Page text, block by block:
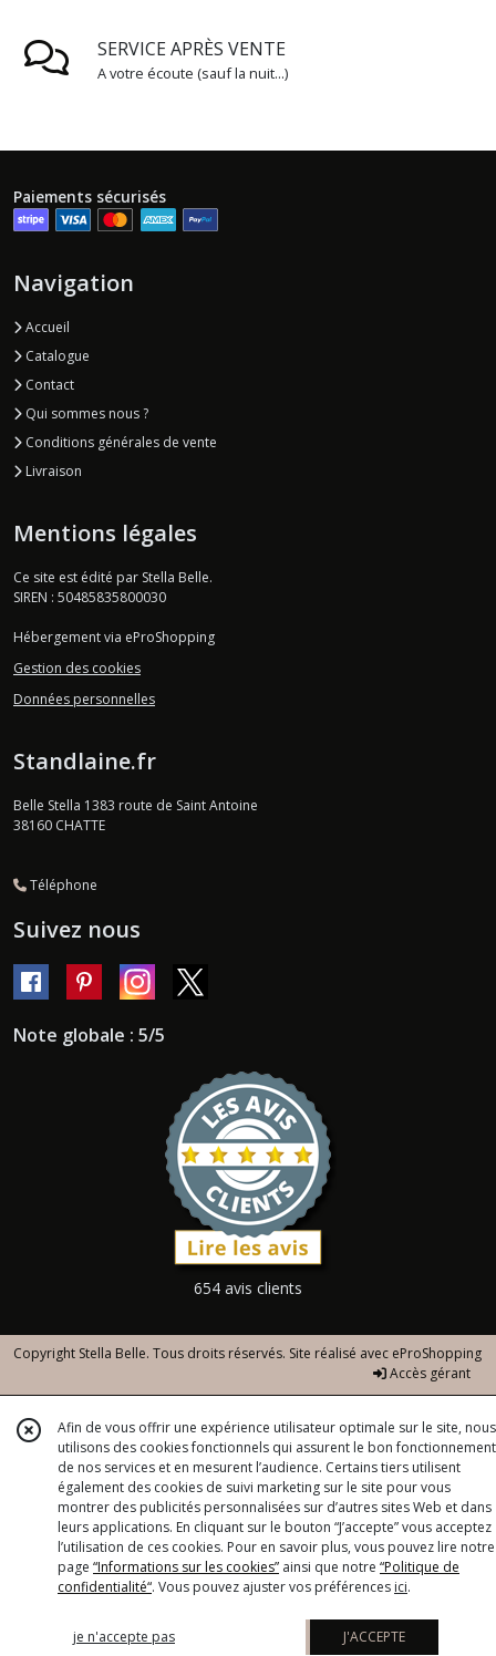
SERVICE APRÈS VENTE
A votre écoute (sauf la nuit...)
Paiements sécurisés
Navigation
Accueil
Catalogue
Contact
Qui sommes nous ?
Conditions générales de vente
Livraison
Mentions légales
Ce site est édité par Stella Belle.
SIREN : 50485835800030
Hébergement via eProShopping
Gestion des cookies
Données personnelles
Standlaine.fr
Belle Stella 1383 route de Saint Antoine
38160 CHATTE
Téléphone
Suivez nous
Note globale : 5/5
654 avis clients
Copyright Stella Belle. Tous droits réservés. Site réalisé avec eProShopping
Accès gérant
Afin de vous offrir une expérience utilisateur optimale sur le site, nous
utilisons des cookies fonctionnels qui assurent le bon fonctionnement
de nos services et en mesurent l’audience. Certains tiers utilisent
également des cookies de suivi marketing sur le site pour vous
montrer des publicités personnalisées sur d’autres sites Web et dans
leurs applications. En cliquant sur le bouton “J’accepte” vous acceptez
l’utilisation de ces cookies. Pour en savoir plus, vous pouvez lire notre
page “Informations sur les cookies” ainsi que notre “Politique de
confidentialité“. Vous pouvez ajuster vos préférences ici.
je n'accepte pas J'ACCEPTE